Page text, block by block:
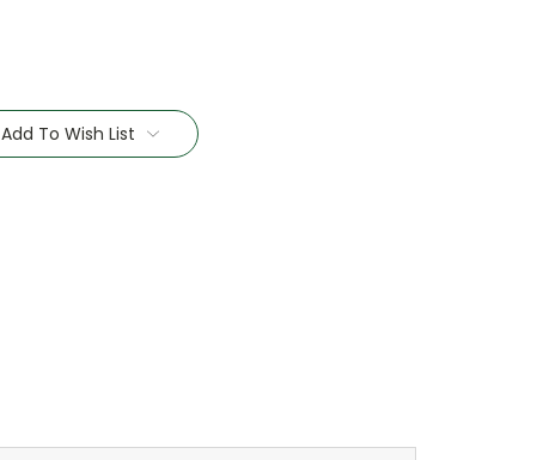
Add To Wish List